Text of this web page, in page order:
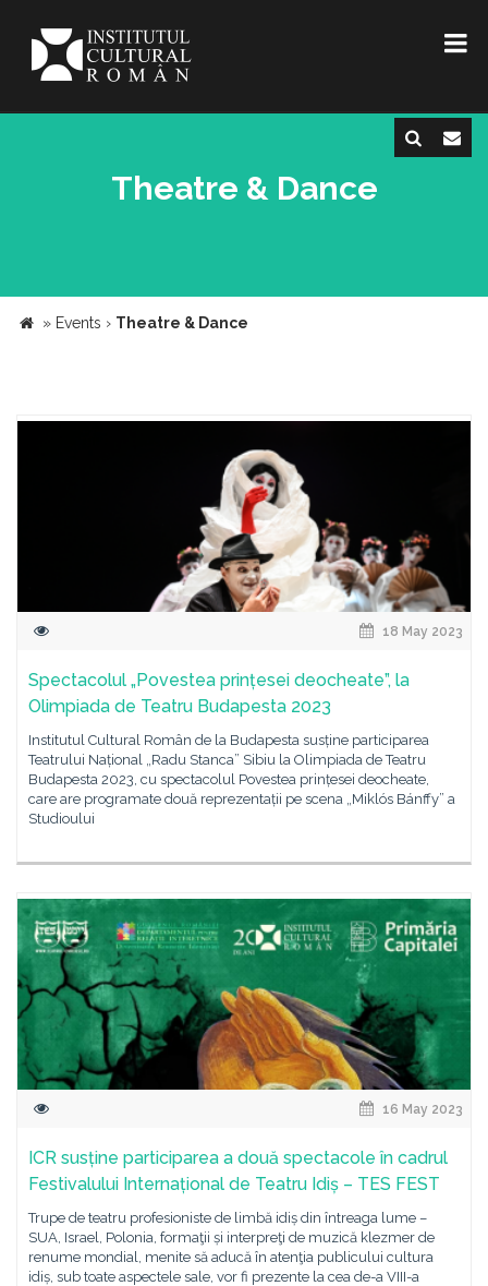
Theatre & Dance
» Events › Theatre & Dance
18 May 2023
Spectacolul „Povestea prințesei deocheate”, la
Olimpiada de Teatru Budapesta 2023
Institutul Cultural Român de la Budapesta susține participarea
Teatrului Național „Radu Stanca” Sibiu la Olimpiada de Teatru
Budapesta 2023, cu spectacolul Povestea prințesei deocheate,
care are programate două reprezentații pe scena „Miklós Bánffy” a
Studioului
16 May 2023
ICR susține participarea a două spectacole în cadrul
Festivalului Internațional de Teatru Idiș – TES FEST
Trupe de teatru profesioniste de limbă idiș din întreaga lume –
SUA, Israel, Polonia, formaţii și interpreţi de muzică klezmer de
renume mondial, menite să aducă în atenţia publicului cultura
idiș, sub toate aspectele sale, vor fi prezente la cea de-a VIII-a